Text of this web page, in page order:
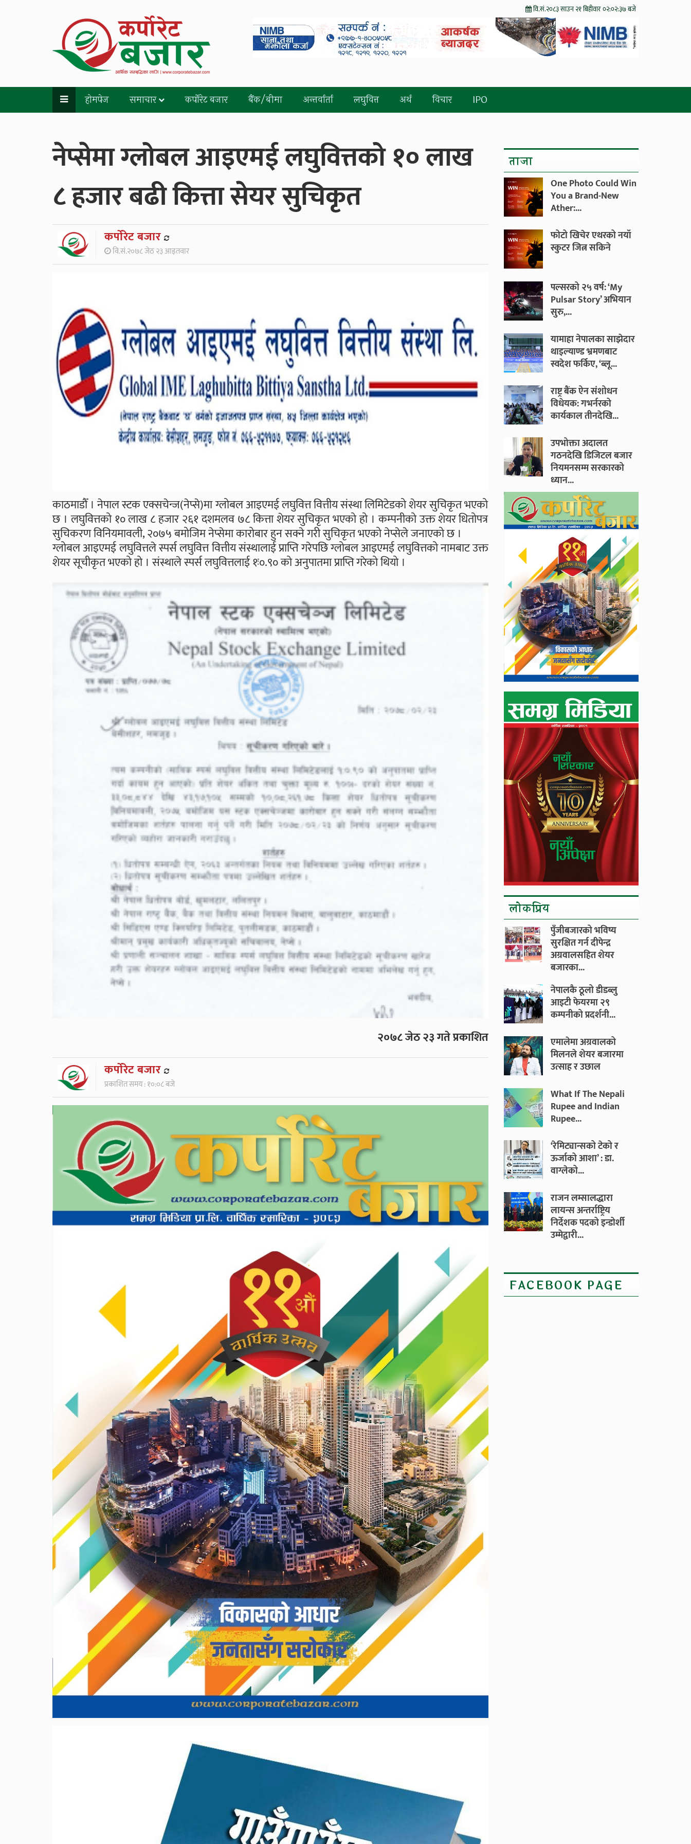
वि.सं.२०८३ साउन २१ बिहीवार ०२:०२:३९ बजे
होमपेज समाचार कर्पोरेट बजार बैंक/बीमा अन्तर्वार्ता लघुवित्त अर्थ विचार IPO
नेप्सेमा ग्लोबल आइएमई लघुवित्तको १० लाख
८ हजार बढी कित्ता सेयर सुचिकृत
कर्पाेरेट बजार
वि.सं.२०७८ जेठ २३ आइतवार
काठमाडौँ । नेपाल स्टक एक्सचेन्ज(नेप्से)मा ग्लोबल आइएमई लघुवित्त वित्तीय संस्था लिमिटेडको शेयर सुचिकृत भएको
छ । लघुवित्तको १० लाख ८ हजार २६१ दशमलव ७८ कित्ता शेयर सुचिकृत भएको हो । कम्पनीको उक्त शेयर धितोपत्र
सुचिकरण विनियमावली, २०७५ बमोजिम नेप्सेमा कारोबार हुन सक्ने गरी सुचिकृत भएको नेप्सेले जनाएको छ ।
ग्लोबल आइएमई लघुवित्तले स्पर्स लघुवित्त वित्तीय संस्थालाई प्राप्ति गरेपछि ग्लोबल आइएमई लघुवित्तको नामबाट उक्त
शेयर सूचीकृत भएको हो । संस्थाले स्पर्स लघुवित्तलाई १ः०.९० को अनुपातमा प्राप्ति गरेको थियो ।
२०७८ जेठ २३ गते प्रकाशित
कर्पाेरेट बजार
प्रकाशित समय : १०:०८ बजे
ताजा
One Photo Could Win
You a Brand-New
Ather:...
फोटो खिचेर एथरको नयाँ
स्कुटर जित्न सकिने
पल्सरको २५ वर्ष: ‘My
Pulsar Story’ अभियान
सुरु,...
यामाहा नेपालका साझेदार
थाइल्याण्ड भ्रमणबाट
स्वदेश फर्किए, ‘ब्लू...
राष्ट्र बैंक ऐन संशोधन
विधेयक: गभर्नरको
कार्यकाल तीनदेखि...
उपभोक्ता अदालत
गठनदेखि डिजिटल बजार
नियमनसम्म सरकारको
ध्यान...
लाेकप्रिय
पुँजीबजारको भविष्य
सुरक्षित गर्न दीपेन्द्र
अग्रवालसहित शेयर
बजारका...
नेपालकै ठूलो डीडब्लु
आइटी फेयरमा २९
कम्पनीको प्रदर्शनी...
एमालेमा अग्रवालको
मिलनले शेयर बजारमा
उत्साह र उछाल
What If The Nepali
Rupee and Indian
Rupee...
‘रेमिट्यान्सको टेको र
ऊर्जाको आशा’ : डा.
वाग्लेको...
राजन लम्सालद्धारा
लायन्स अन्तर्राष्ट्रिय
निर्देशक पदको इन्डोर्शी
उम्मेद्वारी...
FACEBOOK PAGE